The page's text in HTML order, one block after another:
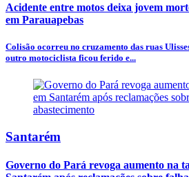
Acidente entre motos deixa jovem
em Parauapebas
Colisão ocorreu no cruzamento das ruas
outro motociclista ficou ferido e...
Santarém
Governo do Pará revoga aumento na